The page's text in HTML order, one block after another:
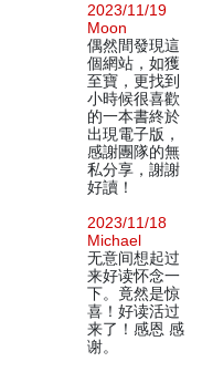
2023/11/19
Moon
偶然間發現這
個網站，如獲
至寶，更找到
小時候很喜歡
的一本書終於
出現電子版，
感謝團隊的無
私分享，謝謝
好讀！
2023/11/18
Michael
无意间想起过
来好读怀念一
下。竟然是惊
喜！好读活过
来了！感恩 感
谢。